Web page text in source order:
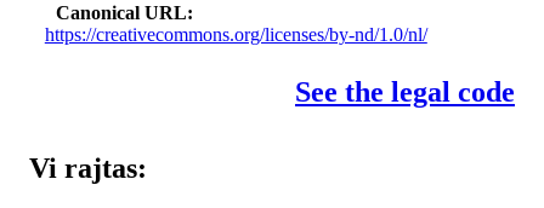
Canonical URL
https://creativecommons.org/licenses/by-nd/1.0/nl/
See the legal code
Vi rajtas: